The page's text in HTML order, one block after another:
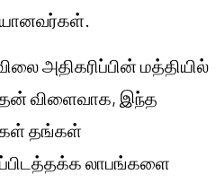
அதிகரிப்பின் மத்தியில்
விளைவாக, இந்த
தங்கள்
லாபங்களை